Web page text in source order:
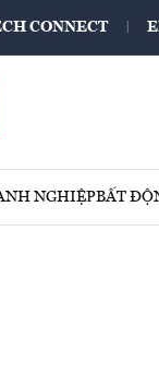
CONNECT
NGHIỆPBẤT